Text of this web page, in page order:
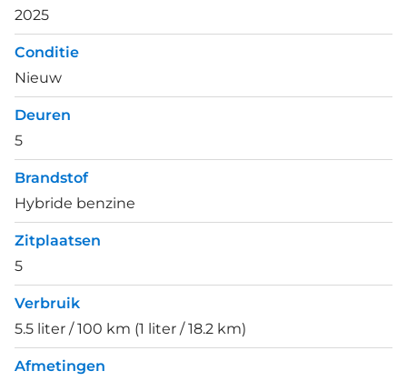
2025
Conditie
Nieuw
Deuren
5
Brandstof
Hybride benzine
Zitplaatsen
5
Verbruik
5.5 liter / 100 km (1 liter / 18.2 km)
Afmetingen